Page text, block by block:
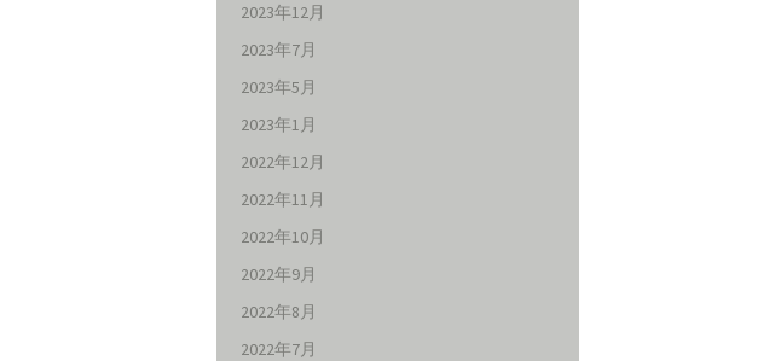
2023年12月
2023年7月
2023年5月
2023年1月
2022年12月
2022年11月
2022年10月
2022年9月
2022年8月
2022年7月